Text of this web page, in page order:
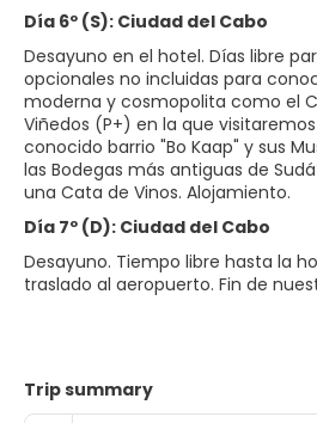
Día 6º (S): Ciudad del Cabo
Desayuno en el hotel. Días libre
opcionales no incluidas para
moderna y cosmopolita como el
Viñedos (P+) en la que
conocido barrio "Bo Kaap" y sus
las Bodegas más antiguas de
una Cata de Vinos. Alojamiento.
Día 7º (D): Ciudad del Cabo
Desayuno. Tiempo libre hasta la
traslado al aeropuerto. Fin de
Trip summary